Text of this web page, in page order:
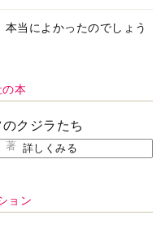
当によかったのでしょう
本
クジラたち
著 詳しくみる
ョン